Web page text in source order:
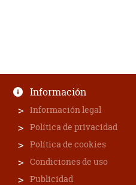
Información
Información legal
Política de privacidad
Política de cookies
Condiciones de uso
Publicidad